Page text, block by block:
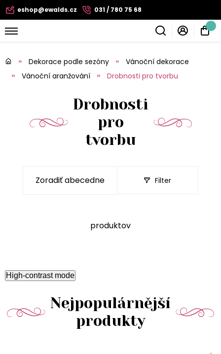
eshop@ewalds.cz 031 / 780 75 68
Dekorace podle sezóny
Vánoční dekorace
Vánoční aranžování
Drobnosti pro tvorbu
Drobnosti
pro
tvorbu
Filter
produktov
High-contrast mode
Nejpopulárnější
produkty